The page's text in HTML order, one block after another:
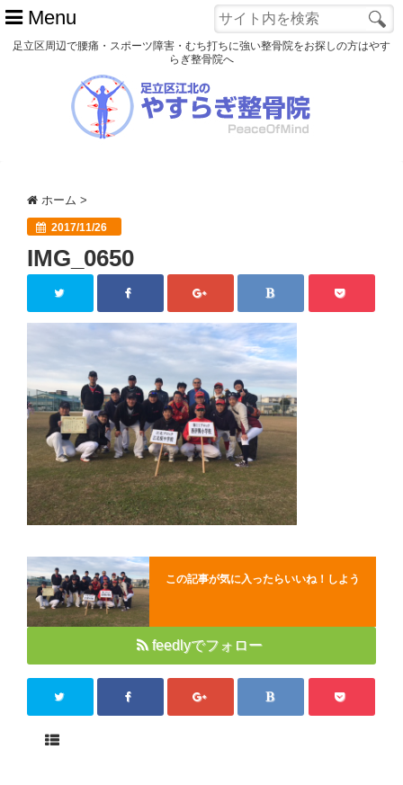
Menu
スポーツ障害
患者様の声
アクセス
院長プロフィール
Close
足立区周辺で腰痛・スポーツ障害・むち打ちに強い整骨院をお探しの方はやす
らぎ整骨院へ
ホーム >
2017/11/26
IMG_0650
この記事が気に入ったらいいね！しよう
feedlyでフォロー